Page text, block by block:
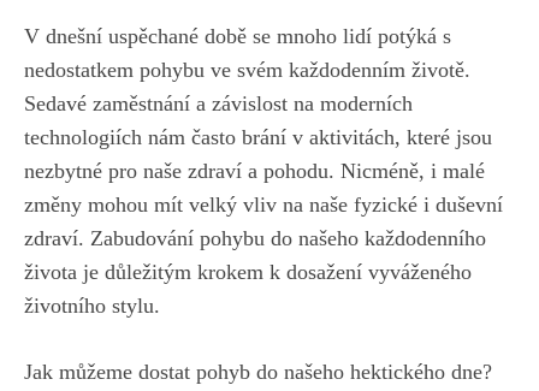
V ‌dnešní uspěchané ​době ‌se mnoho lidí potýká s
nedostatkem⁣ pohybu ve ​svém každodenním životě.
Sedavé zaměstnání a‌ závislost ‌na moderních
technologiích nám často brání ⁣v aktivitách, které jsou
nezbytné⁤ pro​ naše zdraví a pohodu. Nicméně, i malé‍
změny mohou ⁢mít velký vliv na ⁢naše fyzické i duševní
zdraví. Zabudování pohybu do našeho⁣ každodenního
života je⁢ důležitým krokem k dosažení vyváženého
životního stylu.
Jak​ můžeme dostat pohyb do⁤ našeho hektického dne?